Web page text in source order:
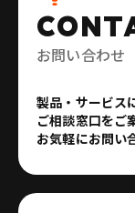
お問い合わせ
製品・サービス
ご相談窓口をご
お気軽にお問い